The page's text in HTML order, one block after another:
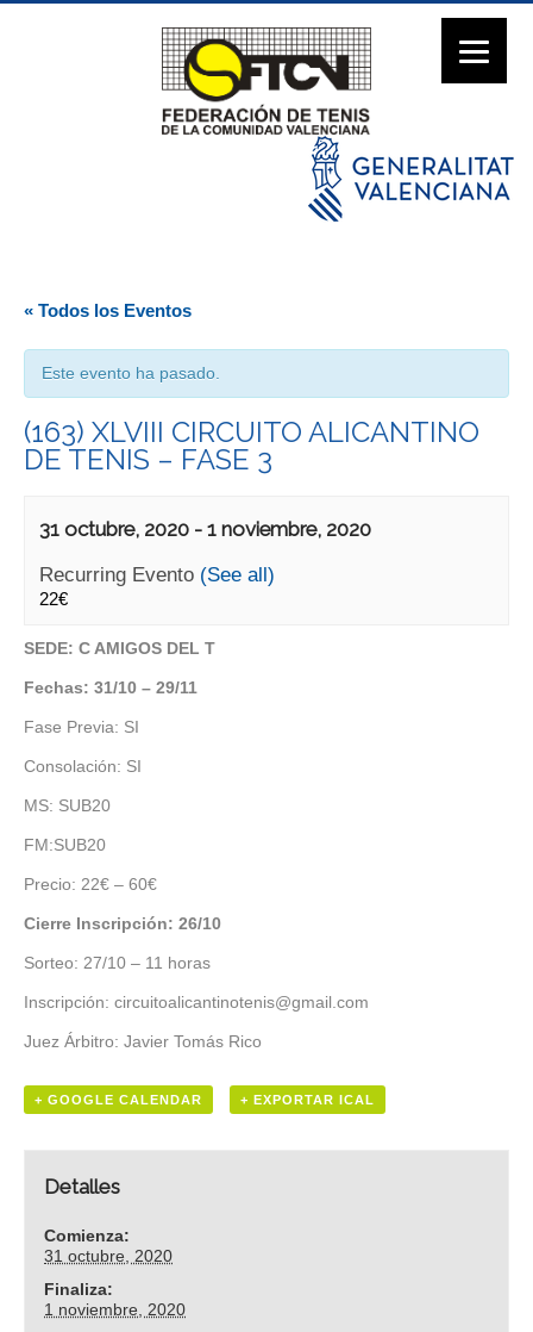
« Todos los Eventos
Este evento ha pasado.
(163) XLVIII CIRCUITO ALICANTINO
DE TENIS – FASE 3
31 octubre, 2020 - 1 noviembre, 2020
Recurring Evento (See all)
22€
SEDE: C AMIGOS DEL T
Fechas: 31/10 – 29/11
Fase Previa: SI
Consolación: SI
MS: SUB20
FM:SUB20
Precio: 22€ – 60€
Cierre Inscripción: 26/10
Sorteo: 27/10 – 11 horas
Inscripción: circuitoalicantinotenis@gmail.com
Juez Árbitro: Javier Tomás Rico
+ GOOGLE CALENDAR + EXPORTAR ICAL
Detalles
Comienza:
31 octubre, 2020
Finaliza:
1 noviembre, 2020